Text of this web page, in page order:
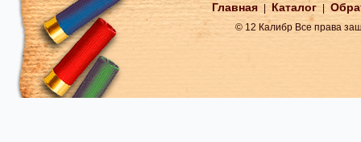
Главная Каталог
© 12 Калибр Все права